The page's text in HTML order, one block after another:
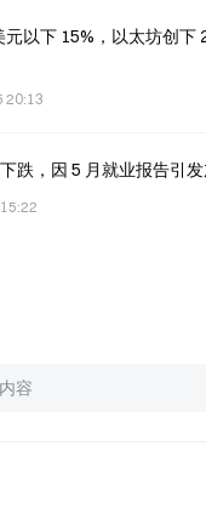
以下 15%，以太坊创下
20:13
跌，因 5 月就业报告引